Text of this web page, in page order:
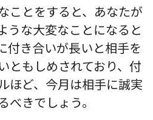
ことをすると、あなたが
うな大変なことになると
付き合いが長いと相手を
ともしめされており、付
ほど、今月は相手に誠実
べきでしょう。